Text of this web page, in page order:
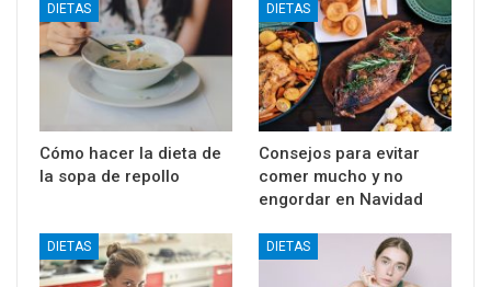
DIETAS
Cómo hacer la dieta de
la sopa de repollo
DIETAS
Consejos para evitar
comer mucho y no
engordar en Navidad
DIETAS DIETAS